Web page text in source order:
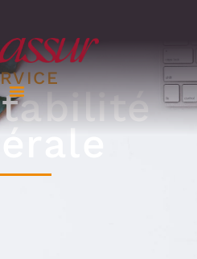
–
générale